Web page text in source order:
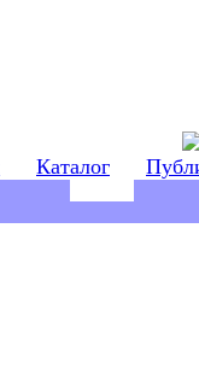
Каталог